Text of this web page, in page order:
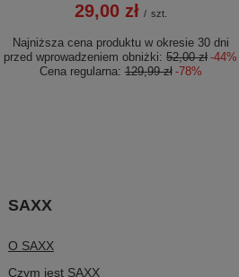
29,00 zł / szt.
Najniższa cena produktu w okresie 30 dni
przed wprowadzeniem obniżki:52,00 zł -44%
Cena regularna:129,99 zł -78%
SAXX
O SAXX
Czym jest SAXX